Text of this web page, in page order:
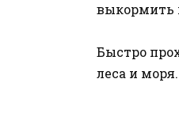
выкормить
Быстро
леса и